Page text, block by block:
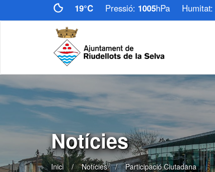
19°C Pressió: 1005hPa Humitat:
Notícies
Inici Notícies Participació Ciutadana